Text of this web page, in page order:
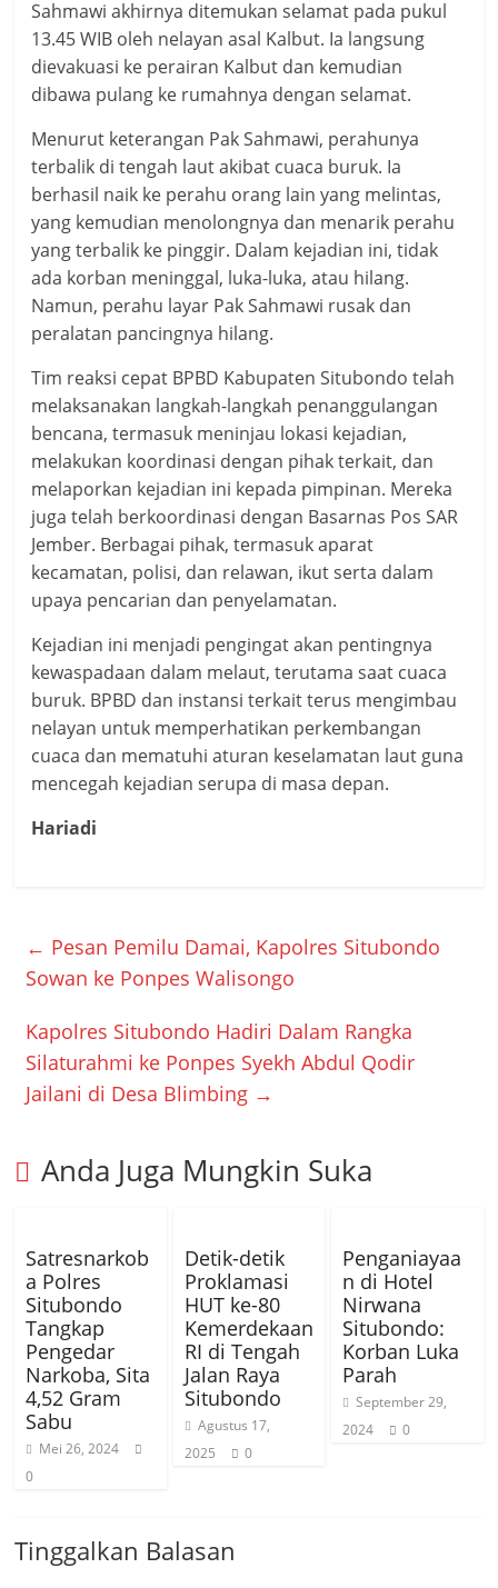
Sahmawi akhirnya ditemukan selamat pada pukul
13.45 WIB oleh nelayan asal Kalbut. Ia langsung
dievakuasi ke perairan Kalbut dan kemudian
dibawa pulang ke rumahnya dengan selamat.
Menurut keterangan Pak Sahmawi, perahunya
terbalik di tengah laut akibat cuaca buruk. Ia
berhasil naik ke perahu orang lain yang melintas,
yang kemudian menolongnya dan menarik perahu
yang terbalik ke pinggir. Dalam kejadian ini, tidak
ada korban meninggal, luka-luka, atau hilang.
Namun, perahu layar Pak Sahmawi rusak dan
peralatan pancingnya hilang.
Tim reaksi cepat BPBD Kabupaten Situbondo telah
melaksanakan langkah-langkah penanggulangan
bencana, termasuk meninjau lokasi kejadian,
melakukan koordinasi dengan pihak terkait, dan
melaporkan kejadian ini kepada pimpinan. Mereka
juga telah berkoordinasi dengan Basarnas Pos SAR
Jember. Berbagai pihak, termasuk aparat
kecamatan, polisi, dan relawan, ikut serta dalam
upaya pencarian dan penyelamatan.
Kejadian ini menjadi pengingat akan pentingnya
kewaspadaan dalam melaut, terutama saat cuaca
buruk. BPBD dan instansi terkait terus mengimbau
nelayan untuk memperhatikan perkembangan
cuaca dan mematuhi aturan keselamatan laut guna
mencegah kejadian serupa di masa depan.
Hariadi
← Pesan Pemilu Damai, Kapolres Situbondo
Sowan ke Ponpes Walisongo
Kapolres Situbondo Hadiri Dalam Rangka
Silaturahmi ke Ponpes Syekh Abdul Qodir
Jailani di Desa Blimbing →
Anda Juga Mungkin Suka
Satresnarkob
a Polres
Situbondo
Tangkap
Pengedar
Narkoba, Sita
4,52 Gram
Sabu
Mei 26, 2024
0
Detik-detik
Proklamasi
HUT ke-80
Kemerdekaan
RI di Tengah
Jalan Raya
Situbondo
Agustus 17,
2025
0
Penganiayaa
n di Hotel
Nirwana
Situbondo:
Korban Luka
Parah
September 29,
2024
0
Tinggalkan Balasan